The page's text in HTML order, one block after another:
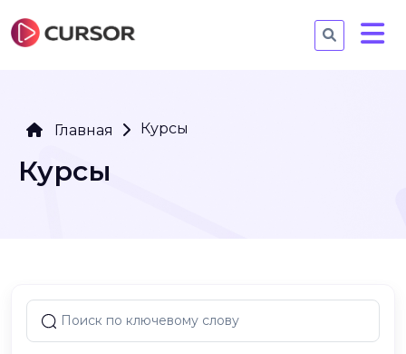
Главная Курсы
Курсы